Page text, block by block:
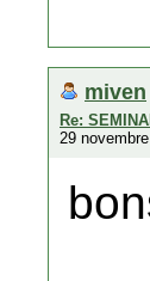
miven
Re:
29